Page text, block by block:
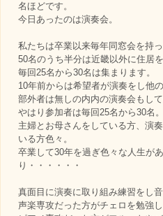
名ほどです。
今日あったのは演奏会。
私たちは卒業以来毎年同窓会を持
50名のうち半分は近畿以外に住居
毎回25名から30名は集まります。
10年前からは希望者が演奏をし他
部外者は無しの内内の演奏会もし
やはり参加者は毎回25名から30名
主婦とお母さんをしている方、演
いる方色々。
卒業して30年を過ぎ色々な人生が
り・・・・・・
真面目に演奏に取り組み練習をし
声楽専攻だった方がチェロを勉強し